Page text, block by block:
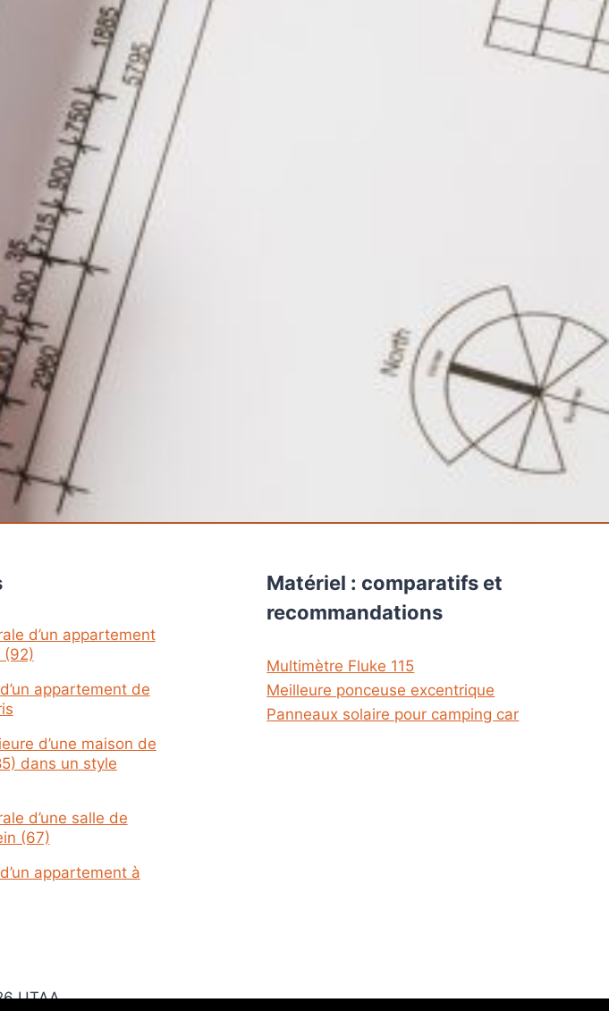
d’un appartement
(92)
appartement de
d’une maison de
dans un style
d’une salle de
(67)
appartement à
Matériel : comparatifs et
recommandations
Multimètre Fluke 115
Meilleure ponceuse excentrique
Panneaux solaire pour camping car
UTAA